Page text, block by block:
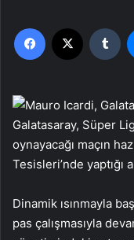
Facebook
Galatasaray, Süper
oynayacağı maçın
Tesisleri’nde yaptığı
Dinamik ısınmayla
pas çalışmasıyla